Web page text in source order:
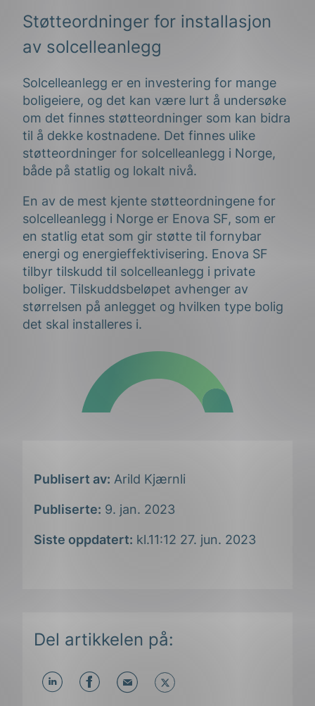
Støtteordninger for installasjon
av solcelleanlegg
Solcelleanlegg er en investering for mange
boligeiere, og det kan være lurt å undersøke
om det finnes støtteordninger som kan bidra
til å dekke kostnadene. Det finnes ulike
støtteordninger for solcelleanlegg i Norge,
både på statlig og lokalt nivå.
En av de mest kjente støtteordningene for
solcelleanlegg i Norge er Enova SF, som er
en statlig etat som gir støtte til fornybar
energi og energieffektivisering. Enova SF
tilbyr tilskudd til solcelleanlegg i private
boliger. Tilskuddsbeløpet avhenger av
størrelsen på anlegget og hvilken type bolig
det skal installeres i.
Publisert av: Arild Kjærnli
Publiserte: 9. jan. 2023
Siste oppdatert: kl.11:12 27. jun. 2023
Del artikkelen på: